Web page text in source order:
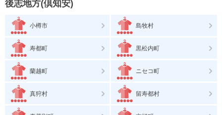
後志地方(倶知安)
小樽市 島牧村
寿都町 黒松内町
蘭越町 ニセコ町
真狩村 留寿都村